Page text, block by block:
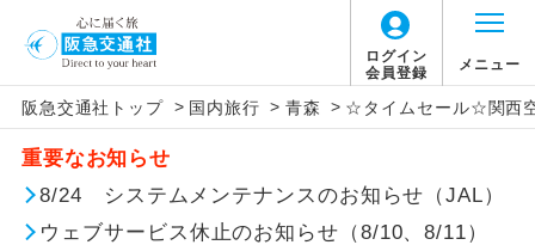
ログイン
会員登録
メニュー
阪急交通社トップ > 国内旅行 > 青森 > ☆タイムセール☆関西
重要なお知らせ
8/24 システムメンテナンスのお知らせ（JAL）
ウェブサービス休止のお知らせ（8/10、8/11）
【国内旅客施設使用料について】
旅行代金に国内旅客施設使用料は含まれてお
りません。別途お支払いが必要となります。
関空(2ﾀｰﾐﾅﾙ国内線出発)片道：大人510円、
子供510円
アイコン 説明
添乗員同行
往路出発空港（駅）から復路到着空港
（駅）まで同行します。